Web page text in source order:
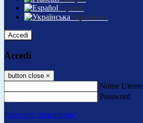
Español
Українська
Accedi
Accedi
button close ×
Nome Utente
Password
Password dimenticata?